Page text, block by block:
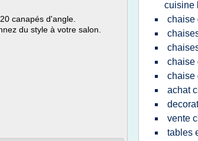
canapés d'angle.
du style à votre salon.
cuisine
chaise
chaise
chaise
achat
vente
tables